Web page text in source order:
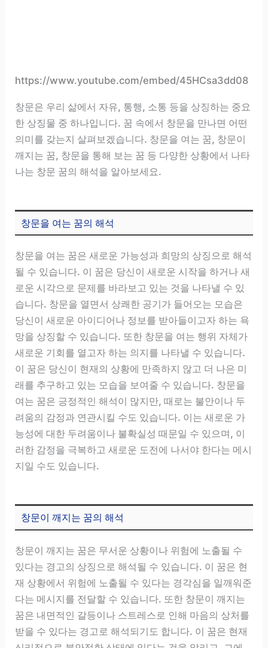
https://www.youtube.com/embed/45HCsa3dd08
창문은 우리 삶에서 자유, 통행, 소통 등을 상징하는 중요
한 상징물 중 하나입니다. 꿈 속에서 창문을 만나면 어떤
의미를 갖는지 살펴보겠습니다. 창문을 여는 꿈, 창문이
깨지는 꿈, 창문을 통해 보는 꿈 등 다양한 상황에서 나타
나는 창문 꿈의 해석을 알아보세요.
창문을 여는 꿈의 해석
창문을 여는 꿈은 새로운 가능성과 희망의 상징으로 해석
될 수 있습니다. 이 꿈은 당신이 새로운 시작을 하거나 새
로운 시각으로 문제를 바라보고 있는 것을 나타낼 수 있
습니다. 창문을 열면서 상쾌한 공기가 들어오는 모습은
당신이 새로운 아이디어나 정보를 받아들이고자 하는 욕
망을 상징할 수 있습니다. 또한 창문을 여는 행위 자체가
새로운 기회를 열고자 하는 의지를 나타낼 수 있습니다.
이 꿈은 당신이 현재의 상황에 만족하지 않고 더 나은 미
래를 추구하고 있는 모습을 보여줄 수 있습니다. 창문을
여는 꿈은 긍정적인 해석이 많지만, 때로는 불안이나 두
려움의 감정과 연관시킬 수도 있습니다. 이는 새로운 가
능성에 대한 두려움이나 불확실성 때문일 수 있으며, 이
러한 감정을 극복하고 새로운 도전에 나서야 한다는 메시
지일 수도 있습니다.
창문이 깨지는 꿈의 해석
창문이 깨지는 꿈은 무서운 상황이나 위험에 노출될 수
있다는 경고의 상징으로 해석될 수 있습니다. 이 꿈은 현
재 상황에서 위험에 노출될 수 있다는 경각심을 일깨워준
다는 메시지를 전달할 수 있습니다. 또한 창문이 깨지는
꿈은 내면적인 갈등이나 스트레스로 인해 마음의 상처를
받을 수 있다는 경고로 해석되기도 합니다. 이 꿈은 현재